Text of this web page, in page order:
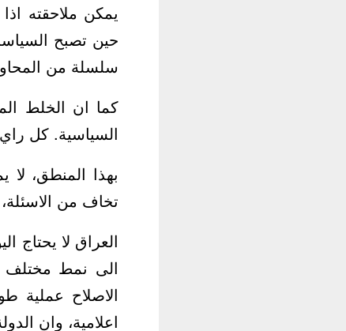
يمكن ملاحقته
حين تصبح
سلسلة من
كما ان الخلط
السياسية. كل
بهذا المنطق، لا
تخاف من
العراق لا يحتاج
الى نمط مختلف
الاصلاح عملية
اعلامية، وان